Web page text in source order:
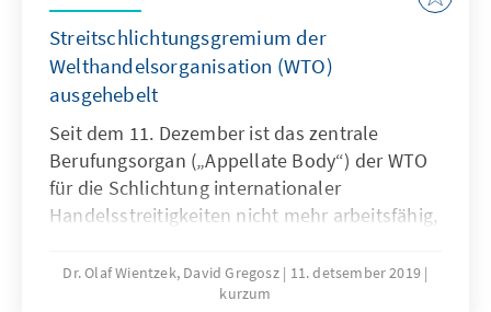
Sicherheitslage in Europa haben.
Streitschlichtungsgremium der
Welthandelsorganisation (WTO)
ausgehebelt
Seit dem 11. Dezember ist das zentrale
Berufungsorgan („Appellate Body“) der WTO
für die Schlichtung internationaler
Handelsstreitigkeiten nicht mehr arbeitsfähig,
Ein Pfeiler der multilateralen Handelsordnung
bricht damit weg. Was bedeutet dies für den
Dr. Olaf Wientzek, David Gregosz
11. detsember 2019
kurzum